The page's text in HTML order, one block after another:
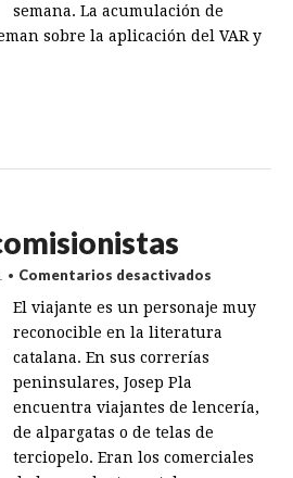
semana. La acumulación de
sobre la aplicación del VAR y
• Comentarios desactivados
y
El viajante es un personaje muy
reconocible en la literatura
catalana. En sus correrías
peninsulares, Josep Pla
encuentra viajantes de lencería,
de alpargatas o de telas de
terciopelo. Eran los comerciales